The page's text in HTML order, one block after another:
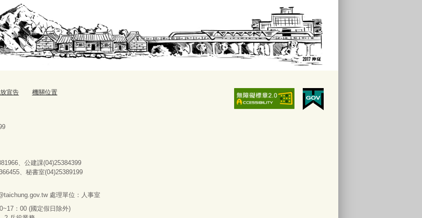
宣告 機關位置
、公建課(04)25384399
、秘書室(04)25389199
處理單位：人事室
：00 (國定假日除外)